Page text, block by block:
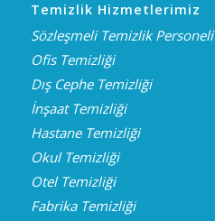
Temizlik Hizmetlerimiz
Sözleşmeli Temizlik Personeli
Ofis Temizliği
Dış Cephe Temizliği
İnşaat Temizliği
Hastane Temizliği
Okul Temizliği
Otel Temizliği
Fabrika Temizliği